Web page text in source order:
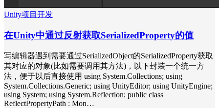
Unity项目开发
在Unity中通过反射获取SerializedProperty的值
写编辑器遇到需要通过SerializedObject的SerializedProperty获取
其对应的对象(比如需要调用其方法)，以下封装一个统一方
法，便于以后直接使用 using System.Collections; using
System.Collections.Generic; using UnityEditor; using UnityEngine;
using System; using System.Reflection; public class
ReflectPropertyPath : Mon…